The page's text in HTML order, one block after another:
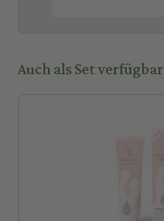
Auch als Set verfügbar